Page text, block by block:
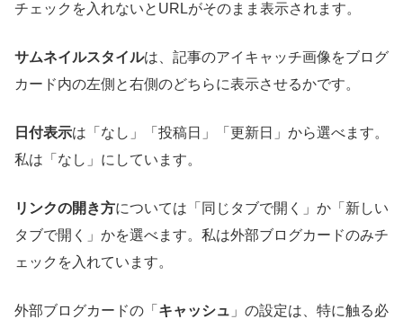
チェックを入れないとURLがそのまま表示されます。
サムネイルスタイルは、記事のアイキャッチ画像をブログ
カード内の左側と右側のどちらに表示させるかです。
日付表示は「なし」「投稿日」「更新日」から選べます。
私は「なし」にしています。
リンクの開き方については「同じタブで開く」か「新しい
タブで開く」かを選べます。私は外部ブログカードのみチ
ェックを入れています。
外部ブログカードの「 キャッシュ 」の設定は、特に触る必